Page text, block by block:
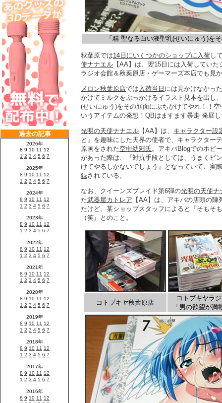
「精聖なる白い液聖乳(せいにゅう)を
秋葉原では14日にいくつかのショップに入荷し
使ナナエル 【AA】は、翌15日には入荷してい
ラジオ会館＆秋葉原店・ゲーマーズ本店でも見
メロン秋葉原店では 入荷当日 には見かけなかっ
かけてミルクをぶっかけるイラスト見本を出し
(せいにゅう)をその顔面にぶちかけてやれ！！
いうアイテムの発想！QBはますます暴走 発展
光明の天使ナナエル 【AA】は、 キャラクター設
と』を趣味にした天界の使者で、キャラクター
原画をされた空中幼彩氏。アキバBlogでのホビ
があった際は、『対抗手段としては、うまくビ
けてやるしかないでしょう』となっていて、実
録されている。
なお、クイーンズブレイド第6弾の光明の天使ナ
た武器屋カトレア 【AA】は、アキバの店頭の
たけど、某ショップスタッフによると『そもそ
（笑』とのこと。
コトブキヤ秋葉原店
コトブキヤラ
「男の欲望が満